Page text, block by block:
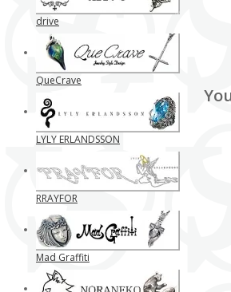
drive
QueCrave
LYLY ERLANDSSON
RRAYFOR
Mad Graffiti